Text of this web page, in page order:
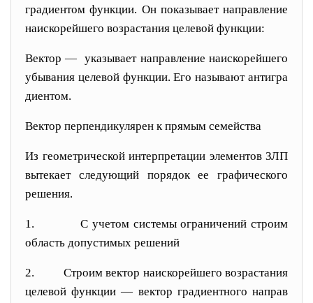
градиентом функции. Он показывает направление
наискорейшего возрастания целевой функции:
Вектор — указывает направление наискорейшего
убывания целевой функции. Его называют антигра
диентом.
Вектор перпендикулярен к прямым семейства
Из геометрической интерпретации элементов ЗЛП
вытекает следующий порядок ее графического
решения.
1.
С учетом системы ограничений строим
область допустимых решений
2. Строим вектор наискорейшего возрастания
целевой функции — вектор градиентного направ